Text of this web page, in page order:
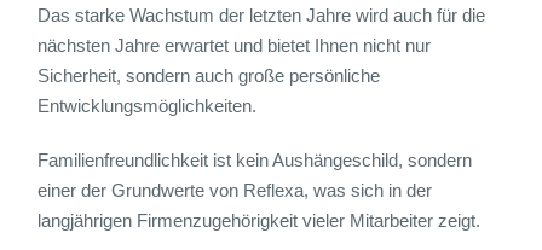
Das starke Wachstum der letzten Jahre wird auch für die
nächsten Jahre erwartet und bietet Ihnen nicht nur
Sicherheit, sondern auch große persönliche
Entwicklungsmöglichkeiten.
Familienfreundlichkeit ist kein Aushängeschild, sondern
einer der Grundwerte von Reflexa, was sich in der
langjährigen Firmenzugehörigkeit vieler Mitarbeiter zeigt.